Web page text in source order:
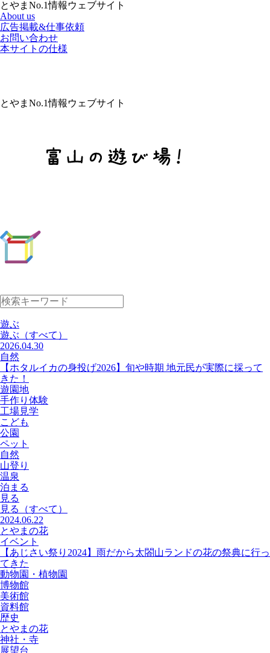
とやまNo.1情報ウェブサイト
About us
広告掲載&仕事依頼
お問い合わせ
本サイトの仕様
とやまNo.1情報ウェブサイト
遊ぶ
遊ぶ （すべて）
2026.04.30
自然
【ホタルイカの身投げ2026】旬や時期 地元民が実際に採って
きた！
遊園地
手作り体験
工場見学
こども
公園
ペット
自然
山登り
温泉
泊まる
見る
見る
（すべて）
2024.06.22
とやまの花
イベント
【あじさい祭り2024】雨だから太閤山ランドの花の祭典に行っ
てきた
動物園・植物園
博物館
美術館
資料館
歴史
とやまの花
神社・寺
展望台